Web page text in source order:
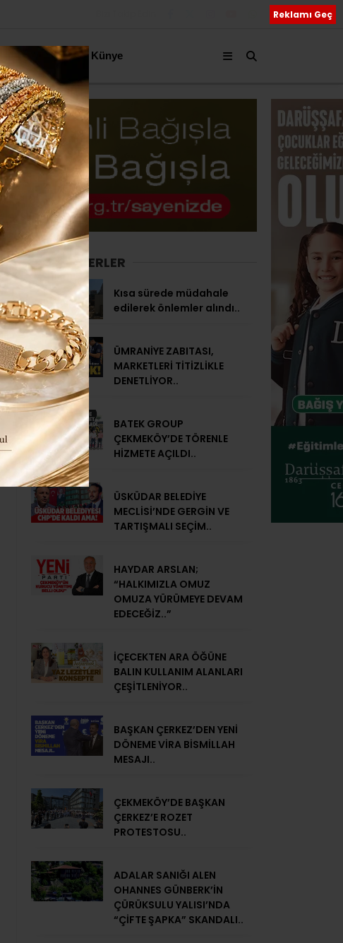
Hakkımızda Künye
SON HABERLER
Kısa sürede müdahale
edilerek önlemler alındı..
ÜMRANİYE ZABITASI,
MARKETLERİ TİTİZLİKLE
DENETLİYOR..
BATEK GROUP
ÇEKMEKÖY’DE TÖRENLE
HİZMETE AÇILDI..
ÜSKÜDAR BELEDİYE
MECLİSİ’NDE GERGİN VE
TARTIŞMALI SEÇİM..
HAYDAR ARSLAN;
“HALKIMIZLA OMUZ
OMUZA YÜRÜMEYE DEVAM
EDECEĞİZ..”
İÇECEKTEN ARA ÖĞÜNE
BALIN KULLANIM ALANLARI
ÇEŞİTLENİYOR..
BAŞKAN ÇERKEZ’DEN YENİ
DÖNEME VİRA BİSMİLLAH
MESAJI..
ÇEKMEKÖY’DE BAŞKAN
ÇERKEZ’E ROZET
PROTESTOSU..
ADALAR SANIĞI ALEN
OHANNES GÜNBERK’İN
ÇÜRÜKSULU YALISI’NDA
“ÇİFTE ŞAPKA” SKANDALI..
Reklamı Geç